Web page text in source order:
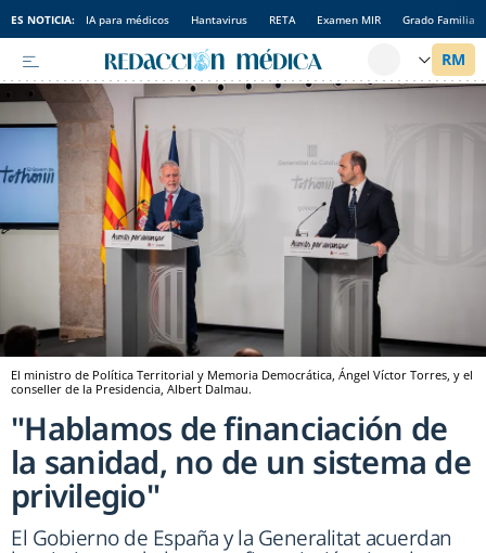
ES NOTICIA: IA para médicos Hantavirus RETA Examen MIR Grado Familia
El ministro de Política Territorial y Memoria Democrática, Ángel Víctor Torres, y el
conseller de la Presidencia, Albert Dalmau.
"Hablamos de financiación de
la sanidad, no de un sistema de
privilegio"
El Gobierno de España y la Generalitat acuerdan